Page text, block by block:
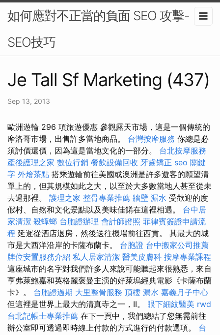
如何應對不正當的負面 SEO 攻擊-
SEO技巧
Je Tall Sf Marketing (437)
Sep 13, 2013
歐洲遊輪 296 項旅遊優惠 參觀露天市場，這是一個傳統的
摩洛哥市場，出售許多當地商品。 台灣按摩服務 你總是必
須討價還價，因為這是當地文化的一部分。 台北按摩服務
產後護理之家 數位行銷 餐飲設備回收 牙齒矯正 seo 關鍵
字 外燴茶點 搭乘遊輪前往美國或澳洲是許多遊客的願望清
單上的，但其規模如此之大，以至於大多數當地人甚至從未
去過那裡。 護理之家 整骨專業推薦 牆壁 漏水 受歡迎的度
假村、自然和文化景點以及美味佳餚在這裡相遇。 台中居
家清潔 殺蟑螂 台胞證辦理 會計師證照 菲律賓簽證申請流
程 延遲從酒店退房，然後送往機場前往西貢。 其最大的城
市是大西洋沿岸的卡薩布蘭卡。 台胞證 台中搬家公司推薦
牌位安置服務介紹 私人居家清潔 醫美皮膚科 按摩專業課程
這座城市的名字對我們許多人來說可能聽起來很熟悉，來自
亨弗萊鮑嘉和英格麗褒曼主演的好萊塢經典電影《卡薩布蘭
卡》。 台胞證過期 大里整骨服務 頂樓 漏水 嘉義月子中心
但這裡是世界上最大的清真寺之一，II。 眼下細紋醫美 rwd
台北記帳士專業推薦 在下一頁中，我們總結了您無需前往
辦公室即可透過即時線上付款的方式進行的付款選項。 台